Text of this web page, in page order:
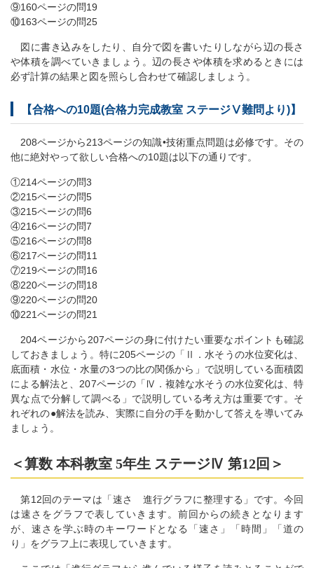
⑨160ページの問19
⑩163ページの問25
図に書き込みをしたり、自分で図を書いたりしながら辺の長さ
や体積を調べていきましょう。辺の長さや体積を求めるときには
必ず計算の結果と図を照らし合わせて確認しましょう。
【合格への10題(合格力完成教室 ステージⅤ難問より)】
208ページから213ページの知識•技術重点問題は必修です。その
他に絶対やって欲しい合格への10題は以下の通りです。
①214ページの問3
②215ページの問5
③215ページの問6
④216ページの問7
⑤216ページの問8
⑥217ページの問11
⑦219ページの問16
⑧220ページの問18
⑨220ページの問20
⑩221ページの問21
204ページから207ページの身に付けたい重要なポイントも確認
しておきましょう。特に205ページの「Ⅱ．水そうの水位変化は、
底面積・水位・水量の3つの比の関係から」で説明している面積図
による解法と、207ページの「Ⅳ．複雑な水そうの水位変化は、特
異な点で分解して調べる」で説明している考え方は重要です。そ
れぞれの●解法を読み、実際に自分の手を動かして答えを導いてみ
ましょう。
＜算数 本科教室 5年生 ステージⅣ 第12回＞
第12回のテーマは「速さ 進行グラフに整理する」です。今回
は速さをグラフで表していきます。前回からの続きとなります
が、速さを学ぶ時のキーワードとなる「速さ」「時間」「道の
り」をグラフ上に表現していきます。